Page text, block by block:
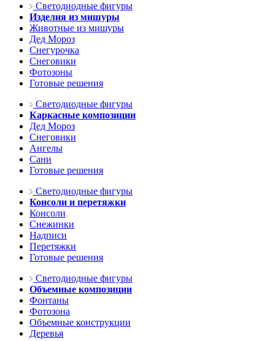
Светодиодные фигуры
Изделия из мишуры
Животные из мишуры
Дед Мороз
Снегурочка
Снеговики
Фотозоны
Готовые решения
Светодиодные фигуры
Каркасные композиции
Дед Мороз
Снеговики
Ангелы
Сани
Готовые решения
Светодиодные фигуры
Консоли и перетяжки
Консоли
Снежинки
Надписи
Перетяжки
Готовые решения
Светодиодные фигуры
Объемные композиции
Фонтаны
Фотозона
Объемные конструкции
Деревья